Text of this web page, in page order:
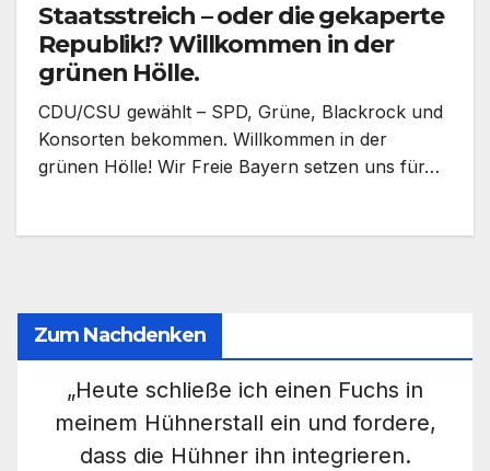
Staatsstreich – oder die gekaperte
Republik!? Willkommen in der
grünen Hölle.
CDU/CSU gewählt – SPD, Grüne, Blackrock und
Konsorten bekommen. Willkommen in der
grünen Hölle! Wir Freie Bayern setzen uns für…
Zum Nachdenken
„Heute schließe ich einen Fuchs in
meinem Hühnerstall ein und fordere,
dass die Hühner ihn integrieren.